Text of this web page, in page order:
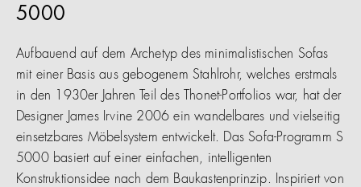
5000
Aufbauend auf dem Archetyp des minimalistischen Sofas
mit einer Basis aus gebogenem Stahlrohr, welches erstmals
in den 1930er Jahren Teil des Thonet-Portfolios war, hat der
Designer James Irvine 2006 ein wandelbares und vielseitig
einsetzbares Möbelsystem entwickelt. Das Sofa-Programm S
5000 basiert auf einer einfachen, intelligenten
Konstruktionsidee nach dem Baukastenprinzip. Inspiriert von